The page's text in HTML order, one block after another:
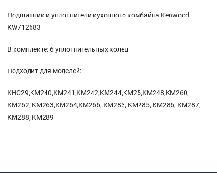
Подшипник и уплотнители кухонного комбайна Kenwood
KW712683
В комплекте: 6 уплотнительных колец
Подходит для моделей:
KHC29,KM240,KM241,KM242,KM244,KM25,KM248,KM260,
KM262, KM263,KM264,KM266, KM283, KM285, KM286, KM287,
KM288, KM289